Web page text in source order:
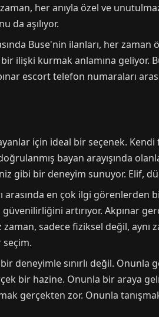
her anıyla özel ve
da aşılıyor.
Buse'nin ilanları, her
ilişki kurmak anlamına
escort telefon numaraları
için ideal bir seçenek.
bayan arayışında
gibi bir deneyim sunuyor. Elif,
arasında en çok ilgi
artırıyor. Akpınar
sadece fiziksel değil,
deneyimle sınırlı değil.
bir hazine. Onunla bir araya
gerçekten zor. Onunla